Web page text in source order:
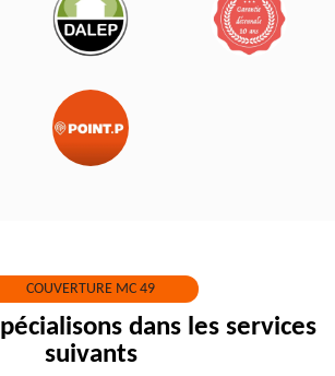
COUVERTURE MC 49
dans les services
suivants